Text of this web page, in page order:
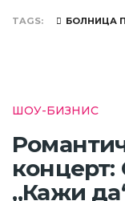
TAGS БОЛНИЦА
ШОУ-БИЗНИС
концерт:
„Кажи